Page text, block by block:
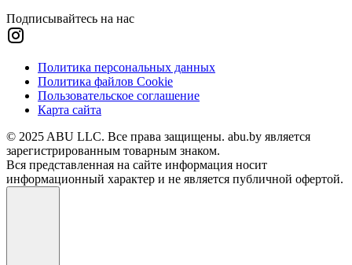
Подписывайтесь на нас
Политика персональных данных
Политика файлов Cookie
Пользовательское соглашение
Карта сайта
© 2025 ABU LLC. Все права защищены. abu.by является
зарегистрированным товарным знаком.
Вся представленная на сайте информация носит
информационный характер и не является публичной офертой.